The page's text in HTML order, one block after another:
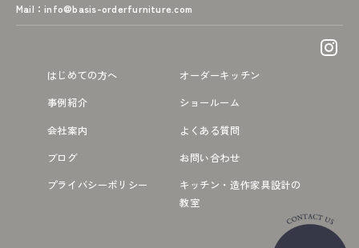
Mail ：info@basis-orderfurniture.com
はじめての方へ
オーダーキッチン
事例紹介
ショールーム
会社案内
よくある質問
ブログ
お問い合わせ
プライバシーポリシー
キッチン・造作家具設計の
教室